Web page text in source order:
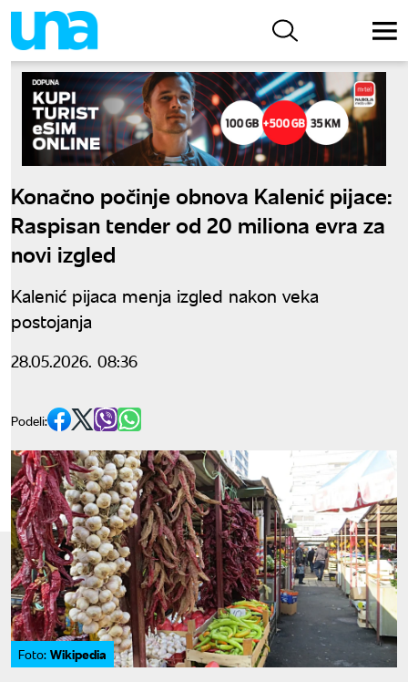
Konačno počinje obnova Kalenić pijace:
Raspisan tender od 20 miliona evra za
novi izgled
Kalenić pijaca menja izgled nakon veka
postojanja
28.05.2026. 08:36
Podeli:
Foto: Wikipedia